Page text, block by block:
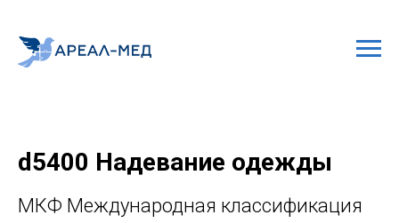
d5400 Надевание одежды
МКФ Международная классификация